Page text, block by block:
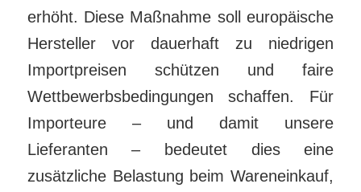
erhöht. Diese Maßnahme soll europäische
Hersteller vor dauerhaft zu niedrigen
Importpreisen schützen und faire
Wettbewerbsbedingungen schaffen. Für
Importeure – und damit unsere
Lieferanten – bedeutet dies eine
zusätzliche Belastung beim Wareneinkauf,